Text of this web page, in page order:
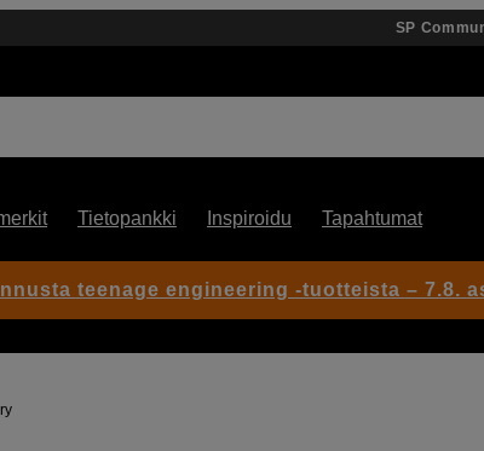
SP
Tietopankki Inspiroidu Tapahtumat
teenage engineering -tuotteista – 7.8.